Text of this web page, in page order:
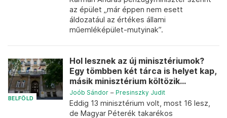
az épület „már éppen nem esett
áldozatául az értékes állami
műemléképület-mutyinak”.
BELFÖLD
Hol lesznek az új minisztériumok?
Egy tömbben két tárca is helyet kap,
másik minisztérium költözik...
Joób Sándor – Presinszky Judit
Eddig 13 minisztérium volt, most 16 lesz,
de Magyar Péterék takarékos